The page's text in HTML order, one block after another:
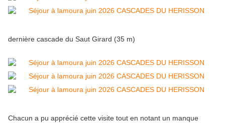
dernière cascade du Saut Girard (35 m)
Chacun a pu apprécié cette visite tout en notant un manque